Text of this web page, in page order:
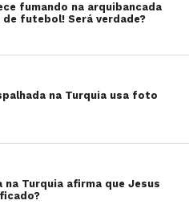
fumando na arquibancada
futebol! Será verdade?
na Turquia usa foto
na Turquia afirma que Jesus